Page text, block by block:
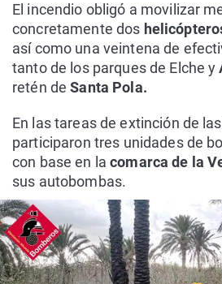
El incendio obligó a movilizar
concretamente dos
así como una veintena de
tanto de los parques de Elche y
retén deSanta Pola.
En las tareas de extinción de
participaron tres unidades de
con base en lacomarca de la
sus autobombas.